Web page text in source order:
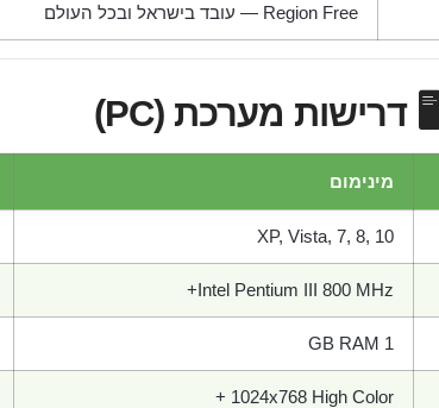
Region Free — עובד בישראל ובכל העולם
🖥️ דרישות מערכת (PC)
מינימום
XP, Vista, 7, 8, 10
Intel Pentium III 800 MHz+
1 GB RAM
1024x768 High Color +